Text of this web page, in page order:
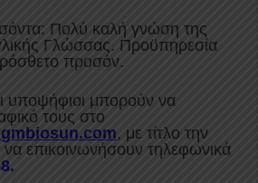
Πολύ καλή γνώση της
Γλώσσας. Προϋπηρεσία
προσόν.
υποψήφιοι μπορούν να
τους στο
, με τίτλο την
να επικοινωνήσουν τηλεφωνικά